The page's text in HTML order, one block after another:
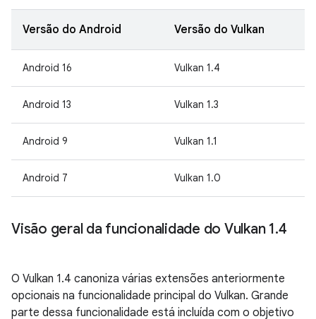
Versão do Android Versão do Vulkan
Android 16 Vulkan 1.4
Android 13 Vulkan 1.3
Android 9 Vulkan 1.1
Android 7 Vulkan 1.0
Visão geral da funcionalidade do Vulkan 1.4
O Vulkan 1.4 canoniza várias extensões anteriormente
opcionais na funcionalidade principal do Vulkan. Grande
parte dessa funcionalidade está incluída com o objetivo